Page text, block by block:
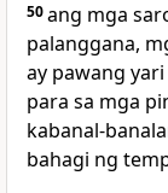
50ang mga
palanggana,
ay pawang
para sa mga
kabanal-
bahagi ng